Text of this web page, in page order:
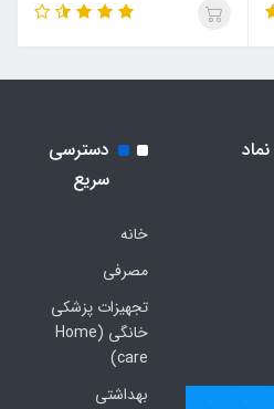
دسترسی
سریع
خانه
مصرفی
تجهیزات پزشکی
خانگی (Home
care)
بهداشتی